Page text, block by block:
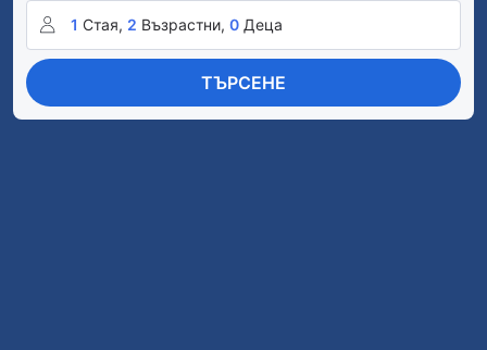
1 Стая, 2 Възрастни, 0 Деца
ТЪРСЕНЕ